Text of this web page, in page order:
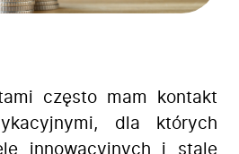
często mam kontakt
dla których
innowacyjnych i stale